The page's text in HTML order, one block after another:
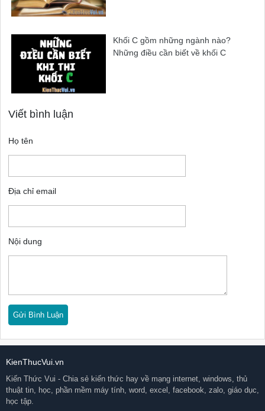
Khối C gồm những ngành nào?
Những điều cần biết về khối C
Viết bình luận
Họ tên
Địa chỉ email
Nội dung
KienThucVui.vn
Kiến Thức Vui - Chia sẻ kiến thức hay về mạng internet, windows, thủ
thuật tin, học, phần mềm máy tính, word, excel, facebook, zalo, giáo dục,
học tập.